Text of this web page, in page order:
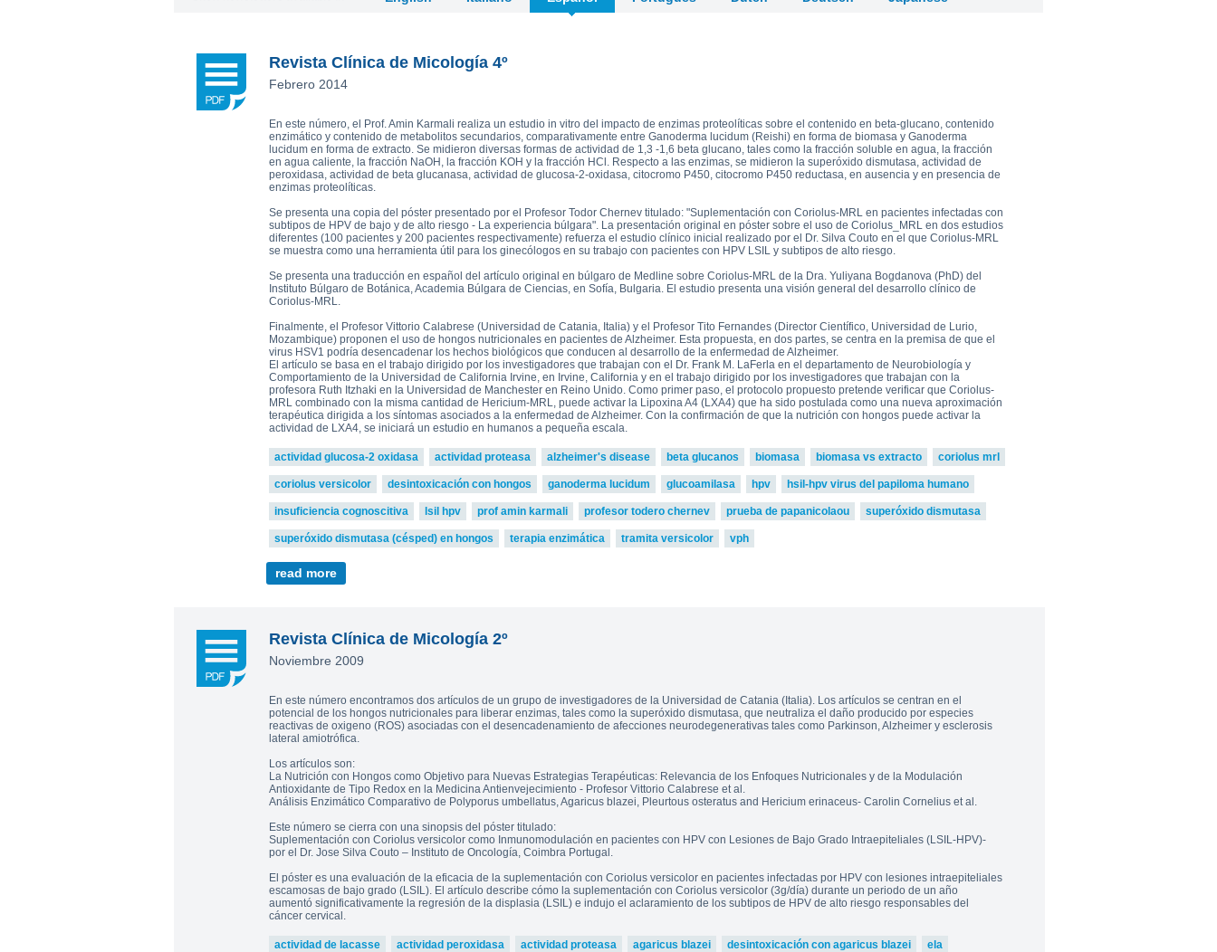
MRL Liquid Extracts
read more
Plamen Dimitrov 1,*, Alexandra Petrova 2, Victoria Bell 3,4 and
Revista Clínica de Micología 4º
Febrero 2014
En este número, el Prof. Amin Karmali realiza un estudio in vitro del impacto de enzimas proteolíticas sobre el contenido en beta-glucano, contenido
enzimático y contenido de metabolitos secundarios, comparativamente entre Ganoderma lucidum (Reishi) en forma de biomasa y Ganoderma
lucidum en forma de extracto. Se midieron diversas formas de actividad de 1,3 -1,6 beta glucano, tales como la fracción soluble en agua, la fracción
en agua caliente, la fracción NaOH, la fracción KOH y la fracción HCl. Respecto a las enzimas, se midieron la superóxido dismutasa, actividad de
peroxidasa, actividad de beta glucanasa, actividad de glucosa-2-oxidasa, citocromo P450, citocromo P450 reductasa, en ausencia y en presencia de
enzimas proteolíticas.
Se presenta una copia del póster presentado por el Profesor Todor Chernev titulado: "Suplementación con Coriolus-MRL en pacientes infectadas con
subtipos de HPV de bajo y de alto riesgo - La experiencia búlgara". La presentación original en póster sobre el uso de Coriolus_MRL en dos estudios
diferentes (100 pacientes y 200 pacientes respectivamente) refuerza el estudio clínico inicial realizado por el Dr. Silva Couto en el que Coriolus-MRL
se muestra como una herramienta útil para los ginecólogos en su trabajo con pacientes con HPV LSIL y subtipos de alto riesgo.
Se presenta una traducción en español del artículo original en búlgaro de Medline sobre Coriolus-MRL de la Dra. Yuliyana Bogdanova (PhD) del
Instituto Búlgaro de Botánica, Academia Búlgara de Ciencias, en Sofía, Bulgaria. El estudio presenta una visión general del desarrollo clínico de
Coriolus-MRL.
Finalmente, el Profesor Vittorio Calabrese (Universidad de Catania, Italia) y el Profesor Tito Fernandes (Director Científico, Universidad de Lurio,
Mozambique) proponen el uso de hongos nutricionales en pacientes de Alzheimer. Esta propuesta, en dos partes, se centra en la premisa de que el
virus HSV1 podría desencadenar los hechos biológicos que conducen al desarrollo de la enfermedad de Alzheimer.
El artículo se basa en el trabajo dirigido por los investigadores que trabajan con el Dr. Frank M. LaFerla en el departamento de Neurobiología y
Comportamiento de la Universidad de California Irvine, en Irvine, California y en el trabajo dirigido por los investigadores que trabajan con la
profesora Ruth Itzhaki en la Universidad de Manchester en Reino Unido. Como primer paso, el protocolo propuesto pretende verificar que Coriolus-
MRL combinado con la misma cantidad de Hericium-MRL, puede activar la Lipoxina A4 (LXA4) que ha sido postulada como una nueva aproximación
terapéutica dirigida a los síntomas asociados a la enfermedad de Alzheimer. Con la confirmación de que la nutrición con hongos puede activar la
actividad de LXA4, se iniciará un estudio en humanos a pequeña escala.
actividad glucosa-2 oxidasa actividad proteasa alzheimer's disease beta glucanos biomasa biomasa vs extracto coriolus mrl
coriolus versicolor desintoxicación con hongos ganoderma lucidum glucoamilasa hpv hsil-hpv virus del papiloma humano
insuficiencia cognoscitiva lsil hpv prof amin karmali profesor todero chernev prueba de papanicolaou superóxido dismutasa
superóxido dismutasa (césped) en hongos terapia enzimática tramita versicolor vph
read more
Revista Clínica de Micología 2º
Noviembre 2009
En este número encontramos dos artículos de un grupo de investigadores de la Universidad de Catania (Italia). Los artículos se centran en el
potencial de los hongos nutricionales para liberar enzimas, tales como la superóxido dismutasa, que neutraliza el daño producido por especies
reactivas de oxigeno (ROS) asociadas con el desencadenamiento de afecciones neurodegenerativas tales como Parkinson, Alzheimer y esclerosis
lateral amiotrófica.
Los artículos son:
La Nutrición con Hongos como Objetivo para Nuevas Estrategias Terapéuticas: Relevancia de los Enfoques Nutricionales y de la Modulación
Antioxidante de Tipo Redox en la Medicina Antienvejecimiento - Profesor Vittorio Calabrese et al.
Análisis Enzimático Comparativo de Polyporus umbellatus, Agaricus blazei, Pleurtous osteratus and Hericium erinaceus- Carolin Cornelius et al.
Este número se cierra con una sinopsis del póster titulado:
Suplementación con Coriolus versicolor como Inmunomodulación en pacientes con HPV con Lesiones de Bajo Grado Intraepiteliales (LSIL-HPV)-
por el Dr. Jose Silva Couto – Instituto de Oncología, Coimbra Portugal.
El póster es una evaluación de la eficacia de la suplementación con Coriolus versicolor en pacientes infectadas por HPV con lesiones intraepiteliales
escamosas de bajo grado (LSIL). El artículo describe cómo la suplementación con Coriolus versicolor (3g/día) durante un periodo de un año
aumentó significativamente la regresión de la displasia (LSIL) e indujo el aclaramiento de los subtipos de HPV de alto riesgo responsables del
cáncer cervical.
actividad de lacasse actividad peroxidasa actividad proteasa agaricus blazei desintoxicación con agaricus blazei ela